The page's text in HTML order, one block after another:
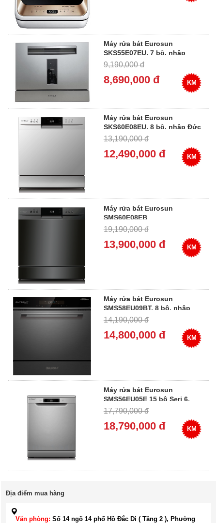
Máy rửa bát Eurosun
SKS55E07EU, 7 bộ, nhập
Malaysia
9,190,000 đ
8,690,000 đ KM
Máy rửa bát Eurosun
SKS60E08EU, 8 bộ, nhập Đức
13,190,000 đ
12,490,000 đ KM
Máy rửa bát Eurosun
SMS60E08EB
19,190,000 đ
13,900,000 đ KM
Máy rửa bát Eurosun
SMS58EU09BT, 8 bộ, nhập
Đức
14,190,000 đ
14,800,000 đ KM
Máy rửa bát Eurosun
SMS56EU05E 15 bộ Seri 6,
nhập Đức
17,790,000 đ
18,790,000 đ KM
Địa điểm mua hàng
Văn phòng: Số 14 ngõ 14 phố Hồ Đắc Di ( Tầng 2 ), Phường